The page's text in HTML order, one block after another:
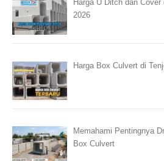
Harga U Ditch dan
2026
Harga Box Culvert di
Memahami Pentingnya
Box Culvert